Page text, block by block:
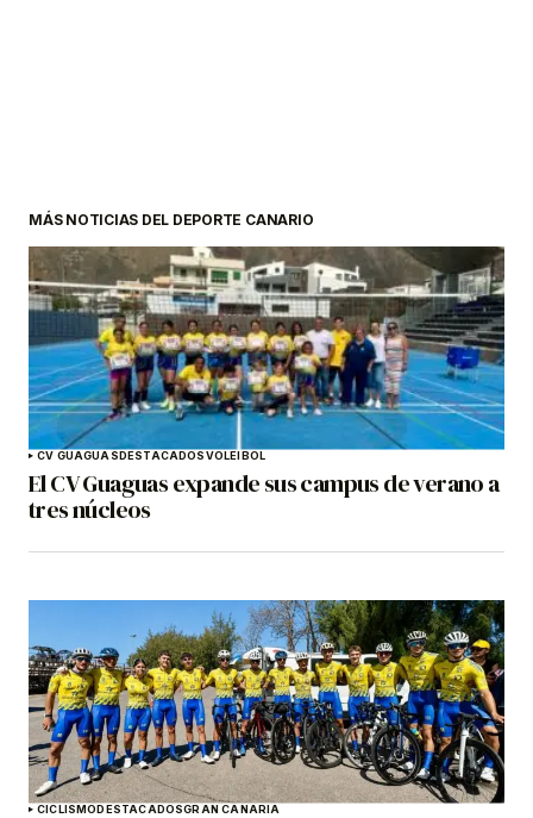
MÁS NOTICIAS DEL DEPORTE CANARIO
CV GUAGUASDESTACADOSVOLEIBOL
El CV Guaguas expande sus campus de verano a
tres núcleos
CICLISMODESTACADOSGRAN CANARIA